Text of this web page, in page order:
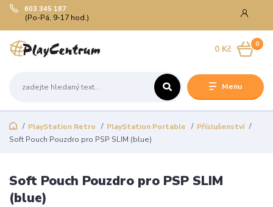
Menu
603 345 187
(Po-Pá, 9-17 hod.)
0
0 Kč
PlayStation Retro PlayStation Portable
Příslušenství
Soft Pouch Pouzdro pro PSP SLIM (blue)
Soft Pouch Pouzdro pro PSP SLIM
(blue)